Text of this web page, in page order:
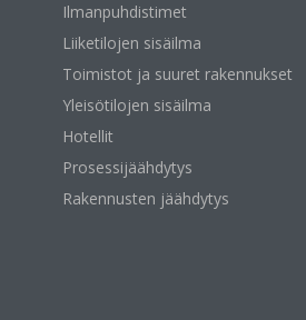
Ilmanpuhdistimet
Liiketilojen sisäilma
Toimistot ja suuret rakennukset
Yleisötilojen sisäilma
Hotellit
Prosessijäähdytys
Rakennusten jäähdytys